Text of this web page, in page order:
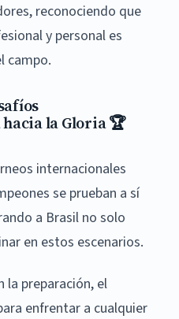
reconociendo que
y personal es
campo.
la Gloria 🏆
internacionales
se prueban a sí
a Brasil no solo
en estos escenarios.
la preparación, el
enfrentar a cualquier